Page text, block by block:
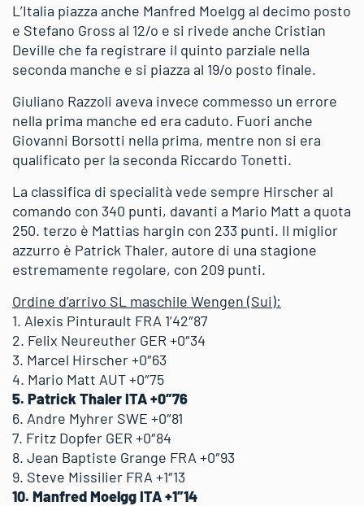
L’Italia piazza anche Manfred Moelgg al decimo posto
e Stefano Gross al 12/o e si rivede anche Cristian
Deville che fa registrare il quinto parziale nella
seconda manche e si piazza al 19/o posto finale.
Giuliano Razzoli aveva invece commesso un errore
nella prima manche ed era caduto. Fuori anche
Giovanni Borsotti nella prima, mentre non si era
qualificato per la seconda Riccardo Tonetti.
La classifica di specialità vede sempre Hirscher al
comando con 340 punti, davanti a Mario Matt a quota
250. terzo è Mattias hargin con 233 punti. Il miglior
azzurro è Patrick Thaler, autore di una stagione
estremamente regolare, con 209 punti.
Ordine d’arrivo SL maschile Wengen (Sui):
1. Alexis Pinturault FRA 1’42″87
2. Felix Neureuther GER +0″34
3. Marcel Hirscher +0″63
4. Mario Matt AUT +0″75
5. Patrick Thaler ITA +0″76
6. Andre Myhrer SWE +0″81
7. Fritz Dopfer GER +0″84
8. Jean Baptiste Grange FRA +0″93
9. Steve Missilier FRA +1″13
10. Manfred Moelgg ITA +1″14